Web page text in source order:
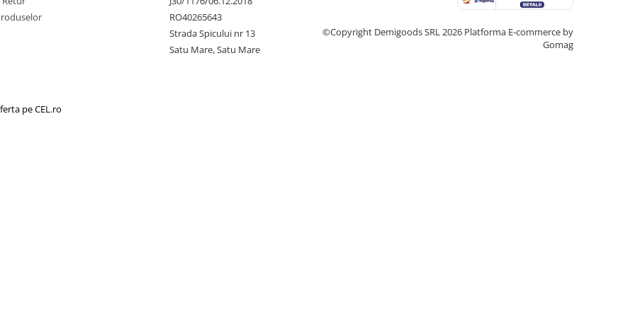
RO40265643
Strada Spicului nr 13
Satu Mare, Satu Mare
©Copyright Demigoods SRL 2026 Platforma E-commerce by
Gomag
pe CEL.ro